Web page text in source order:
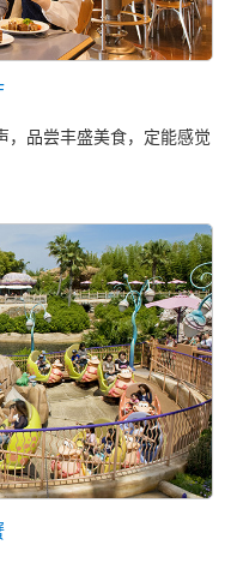
，品尝丰盛美食，定能感觉